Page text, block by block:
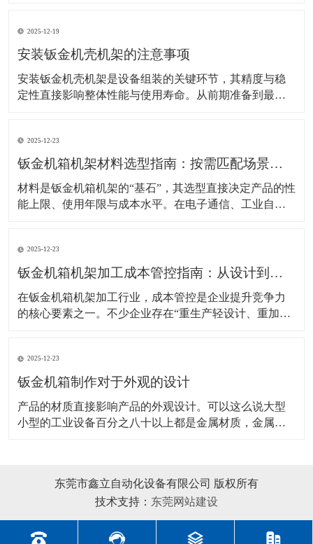
备、成型设备、焊接设备，车床等。在前期加工之前客
户需要进行说明要求进行设计图纸。 该技术的应用在机
2025-12-19
安装钣金机壳机架的注意事项
安装钣金机壳机架是设备组装的关键环节，其精度与稳
定性直接影响整体性能与使用寿命。从前期准备到最终
前的环境与工具准备是基础保障。工作场地需保持清洁
干燥，避免灰尘或湿气侵入机壳内部，尤其是电子设备
2025-12-23
钣金机箱机架材料选型指南：按需匹配场景，兼顾性能与经济性
材料是钣金机箱机架的“基石”，其选型直接决定产品的性
能上限、使用年限与成本水平。在电子通信、工业自动
计人员常因材料选型不当，出现“过度设计增加成
本”或“性能不足导致故障”的问题。本文将结合主流材料
2025-12-23
钣金机箱机架加工成本管控指南：从设计到生产的全流程降本策略
在钣金机箱机架加工行业，成本管控是企业提升竞争力
的核心要素之一。不少企业存在“重生产轻设计、重加工
穿设计、材料采购、加工生产、质量控制等全流程，每
个环节都存在降本优化的空间。本文将从全流程视角，
2025-12-23
钣金机箱制作对于外观的设计
产品的材质直接影响产品的外观设计。可以这么说大型
小型的工业设备百分之八十以上都是金属材质，金属材
的方法及其注意事项。 首先，工业钣金设备造型设计受
东莞市鑫立自动化设备有限公司 版权所有
技术支持： 东莞网站建设